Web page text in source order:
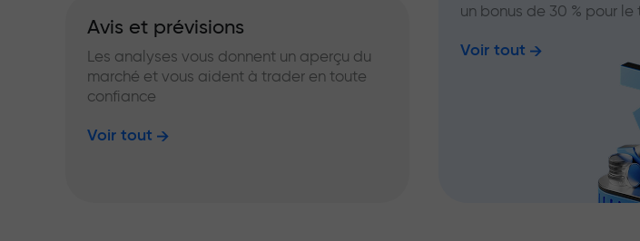
Avis et prévisions
Les analyses vous donnent un aperçu du
marché et vous aident à trader en toute
confiance
Voir tout
un bonus de 30 % pour
Voir tout